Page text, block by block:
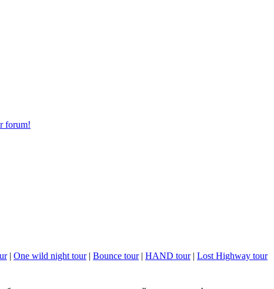
forum!
| One wild night tour| Bounce tour| HAND tour| Lost Highway tour